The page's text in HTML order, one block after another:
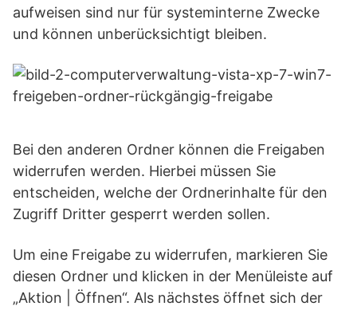
aufweisen sind nur für systeminterne Zwecke
und können unberücksichtigt bleiben.
Bei den anderen Ordner können die Freigaben
widerrufen werden. Hierbei müssen Sie
entscheiden, welche der Ordnerinhalte für den
Zugriff Dritter gesperrt werden sollen.
Um eine Freigabe zu widerrufen, markieren Sie
diesen Ordner und klicken in der Menüleiste auf
„Aktion | Öffnen“. Als nächstes öffnet sich der